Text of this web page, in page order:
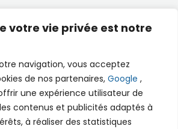
votre vie privée est notre
navigation, vous acceptez
de nos partenaires, Google ,
une expérience utilisateur de
contenus et publicités adaptés à
à réaliser des statistiques